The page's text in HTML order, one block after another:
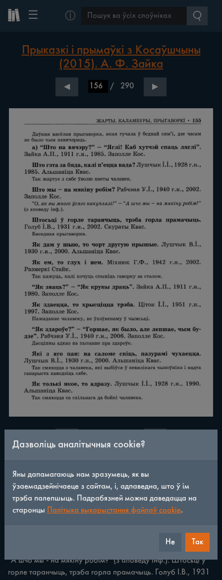
☰ ⓘ
Прыказкі і прымаўкі з Косаўшчыны
(2015). А. Ф. Зайка
◀ / 290 ▶
прыгаворка, якая гучала ў беднай сям'і, дзе часам не было
чым павячэраць. а) "Што на вячэру?" - "Яглі! Каб хутчэй
спаць ляглі". Зайка А.П., 1911 г.н., 1985. Заполле Кос.
Што гэта за бяда, калі п'ецца вада? Лушчык I.I., 1928 г.н.,
1985. Алынаніца Квас. Так жартуе з сябе ўволю наеты
чалавек. Што мы — на мякіну робім? Рабчэня У.І., 1940
"А шчо мы - на мякіну робім?" (з аповеду інф.). Штосьці ў
горле таранчыць, трэба горла прамачыць. Голуб І.В., 1931
Дазволіць аналітычныя cookie?
Яны дапамагаюць нам зразумець, як вы
ўзаемадзейнічаеце з сайтам, і, адпаведна, што ў ім
трэба палепшыць. Падрабязней можна даведацца на
старонцы
Палітыка выкарыстання файлаў cookie.
Не Так